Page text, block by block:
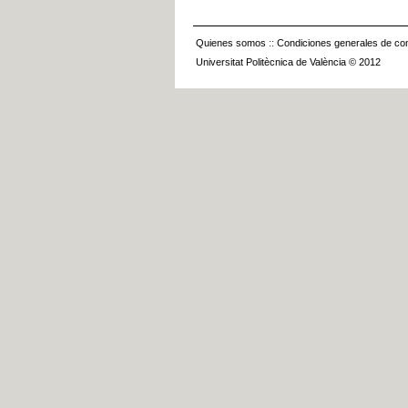
Quienes somos :: Condiciones generales de
Universitat Politècnica de València © 2012